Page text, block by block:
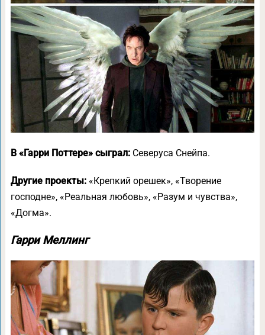
В «Гарри Поттере» сыграл:Северуса Снейпа.
Другие проекты:«Крепкий орешек», «Творение
господне», «Реальная любовь», «Разум и чувства»,
«Догма».
Гарри Меллинг